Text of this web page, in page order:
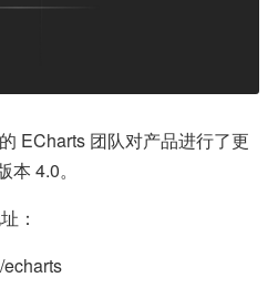
ECharts 团队对产品进行了更
4.0。
：